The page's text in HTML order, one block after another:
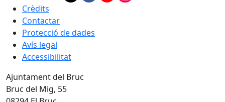
Crèdits
Contactar
Protecció de dades
Avís legal
Accessibilitat
Ajuntament del Bruc
Bruc del Mig, 55